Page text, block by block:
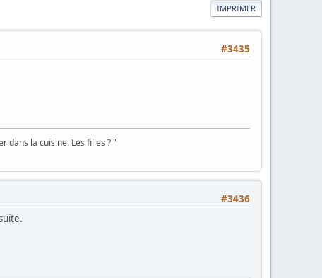
IMPRIMER
#3435
dans la cuisine. Les filles ? "
#3436